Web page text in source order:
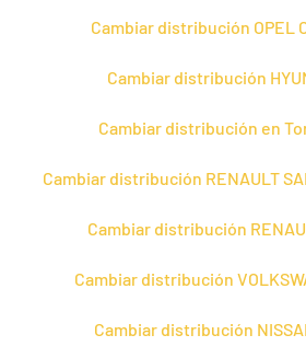
Cambiar distribución OPEL
Cambiar distribución
Cambiar distribución en
Cambiar distribución RENAULT
Cambiar distribución
Cambiar distribución
Cambiar distribución